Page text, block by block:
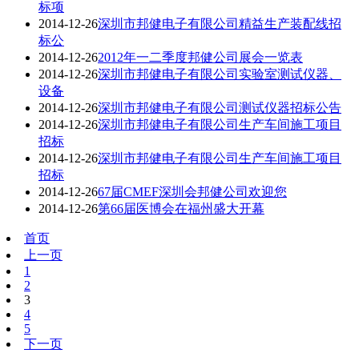
标项
2014-12-26深圳市邦健电子有限公司精益生产装配线招
标公
2014-12-262012年一二季度邦健公司展会一览表
2014-12-26深圳市邦健电子有限公司实验室测试仪器、
设备
2014-12-26深圳市邦健电子有限公司测试仪器招标公告
2014-12-26深圳市邦健电子有限公司生产车间施工项目
招标
2014-12-26深圳市邦健电子有限公司生产车间施工项目
招标
2014-12-2667届CMEF深圳会邦健公司欢迎您
2014-12-26第66届医博会在福州盛大开幕
首页
上一页
1
2
3
4
5
下一页